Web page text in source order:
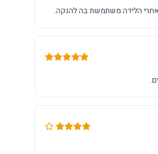
הלידה משתמשת בה להנקה.